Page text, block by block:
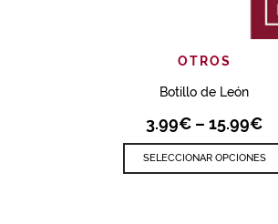
OTROS
Botillo de León
3.99€ – 15.99€
SELECCIONAR OPCIONES